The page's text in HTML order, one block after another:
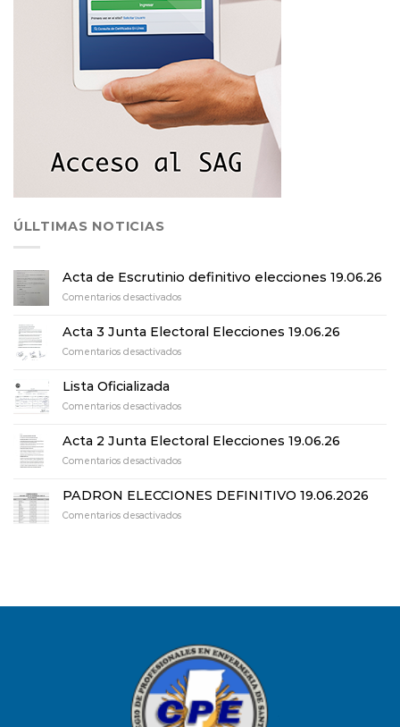
ÚLLTIMAS NOTICIAS
Acta de Escrutinio definitivo elecciones 19.06.26
Comentarios desactivadosen
de
Escrutinio
definitivo
Acta 3 Junta Electoral Elecciones 19.06.26
Comentarios desactivadosen
Electoral
19.06.26
Lista Oficializada
Comentarios desactivadosen
Oficializada
Acta 2 Junta Electoral Elecciones 19.06.26
Comentarios desactivadosen
2
Junta
Electoral
PADRON ELECCIONES DEFINITIVO 19.06.2026
Comentarios desactivadosen